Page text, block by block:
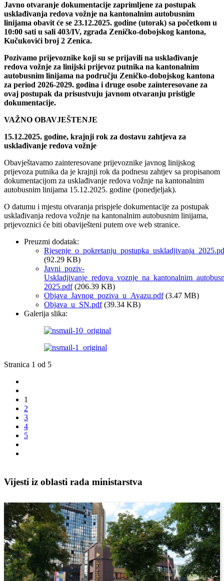
Javno otvaranje dokumentacije zaprimljene za postupak
usklađivanja redova vožnje na kantonalnim autobusnim
linijama obavit će se 23.12.2025. godine (utorak) sa početkom u
10:00 sati u sali 403/IV, zgrada Zeničko-dobojskog kantona,
Kučukovići broj 2 Zenica.
Pozivamo prijevoznike koji su se prijavili na usklađivanje
redova vožnje za linijski prijevoz putnika na kantonalnim
autobusnim linijama na području Zeničko-dobojskog kantona
za period 2026-2029. godina i druge osobe zainteresovane za
ovaj postupak da prisustvuju javnom otvaranju pristigle
dokumentacije.
VAŽNO OBAVJEŠTENJE
15.12.2025. godine, krajnji rok za dostavu zahtjeva za
usklađivanje redova vožnje
Obavještavamo zainteresovane prijevoznike javnog linijskog
prijevoza putnika da je krajnji rok da podnesu zahtjev sa propisanom
dokumentacijom za usklađivanje redova vožnje na kantonalnim
autobusnim linijama 15.12.2025. godine (ponedjeljak).
O datumu i mjestu otvaranja prispjele dokumentacije za postupak
usklađivanja redova vožnje na kantonalnim autobusnim linijama,
prijevoznici će biti obaviješteni putem ove web stranice.
Preuzmi dodatak:
(92.29 KB)
Javni_poziv-
2025.pdf(206.39 KB)
Objava_Javnog_poziva_u_Avazu.pdf(3.47 MB)
Objava_u_SN.pdf(39.34 KB)
Galerija slika:
Stranica 1 od 5
1
2
3
4
5
Vijesti iz oblasti rada ministarstva